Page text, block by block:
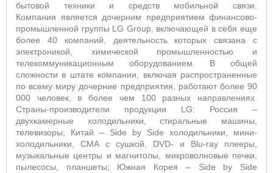
бытовой техники и средств мобильной связи.
Компания является дочерним предприятием финансово-
промышленной группы LG Group, включающей в себя еще
более 40 компаний, деятельность которых связана с
электроникой, химической промышленностью и
телекоммуникационным оборудованием. В общей
сложности в штате компании, включая распространенные
по всему миру дочерние предприятия, работают более 90
000 человек, в более чем 100 разных направлениях.
Страны-производители продукции LG: Россия –
двухкамерные холодильники, стиральные машины,
телевизоры; Китай – Side by Side холодильники, мини-
холодильники, СМА с сушкой, DVD- и Blu-ray плееры,
музыкальные центры и магнитолы, микроволновые печки,
пылесосы, планшеты; Южная Корея – Side by Side